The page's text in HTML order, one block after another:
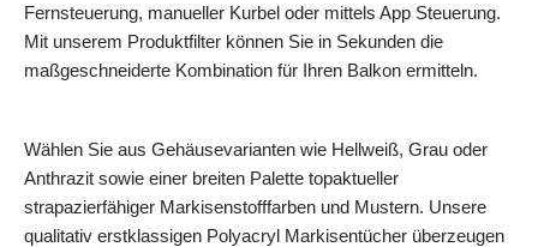
Fernsteuerung, manueller Kurbel oder mittels App Steuerung.
Mit unserem Produktfilter können Sie in Sekunden die
maßgeschneiderte Kombination für Ihren Balkon ermitteln.
Wählen Sie aus Gehäusevarianten wie Hellweiß, Grau oder
Anthrazit sowie einer breiten Palette topaktueller
strapazierfähiger Markisenstofffarben und Mustern. Unsere
qualitativ erstklassigen Polyacryl Markisentücher überzeugen